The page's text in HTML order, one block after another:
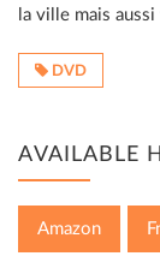
la ville mais
DVD
AVAILABLE
Amazon